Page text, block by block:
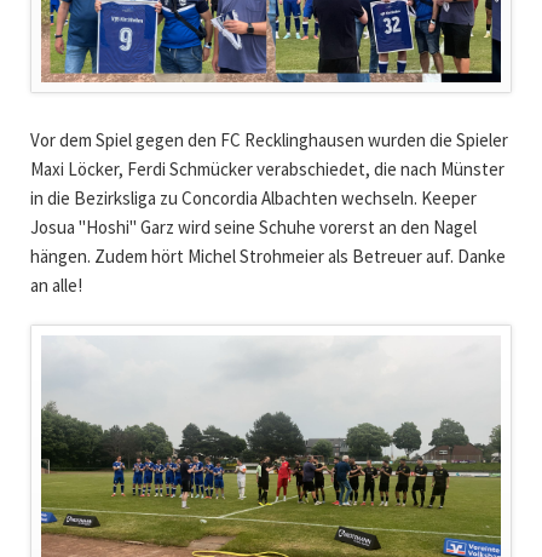
Vor dem Spiel gegen den FC Recklinghausen wurden die Spieler
Maxi Löcker, Ferdi Schmücker verabschiedet, die nach Münster
in die Bezirksliga zu Concordia Albachten wechseln. Keeper
Josua "Hoshi" Garz wird seine Schuhe vorerst an den Nagel
hängen. Zudem hört Michel Strohmeier als Betreuer auf. Danke
an alle!